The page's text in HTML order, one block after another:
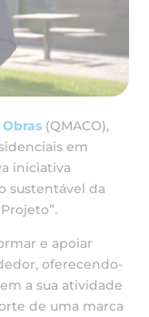
(QMACO),
em
iniciativa
sustentável da
e apoiar
oferecendo-
a sua atividade
de uma marca